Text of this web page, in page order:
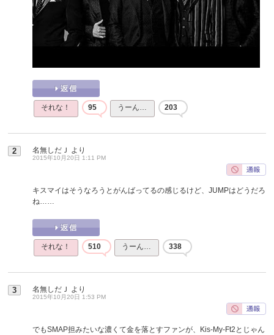
それな！ 95 うーん… 203
2 名無しだＪ より
2015年10月20日 1:11 PM
キスマイはそうなろうとがんばってるの感じるけど、JUMPはどうだろ
ね……
それな！ 510 うーん… 338
3 名無しだＪ より
2015年10月20日 1:53 PM
でもSMAP担みたいな濃くて金を落とすファンが、Kis-My-Ft2とじゃん